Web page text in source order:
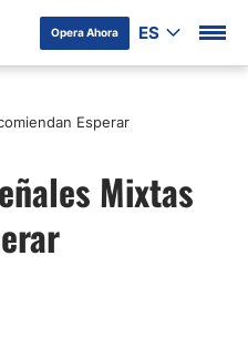
Opera Ahora ES
Esperar
Mixtas